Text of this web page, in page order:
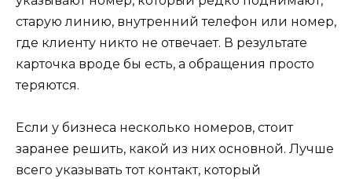
старую линию, внутренний телефон или номер,
где клиенту никто не отвечает. В результате
карточка вроде бы есть, а обращения просто
теряются.
Если у бизнеса несколько номеров, стоит
заранее решить, какой из них основной. Лучше
всего указывать тот контакт, который